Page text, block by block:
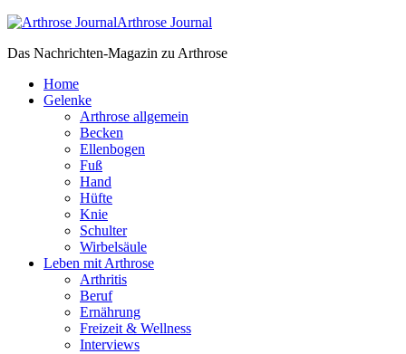
Arthrose Journal
Das Nachrichten-Magazin zu Arthrose
Home
Gelenke
Arthrose allgemein
Becken
Ellenbogen
Fuß
Hand
Hüfte
Knie
Schulter
Wirbelsäule
Leben mit Arthrose
Arthritis
Beruf
Ernährung
Freizeit & Wellness
Interviews